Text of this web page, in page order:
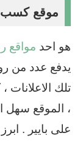
موقع كسب
هو احد مواقع
يدفع عدد من
تلك الاعلانات
، الموقع سهل
على بايير .